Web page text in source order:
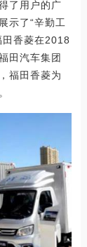
了用户的广
示了“辛勤工
田香菱在2018
田汽车集团
福田香菱为